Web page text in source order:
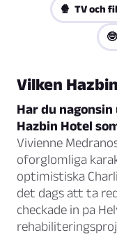
🍿 TV och
Vilken
Har du
Hazbin Hotel
Vivienne
oforglomliga
optimistiska
det dags att ta
checkade in pa